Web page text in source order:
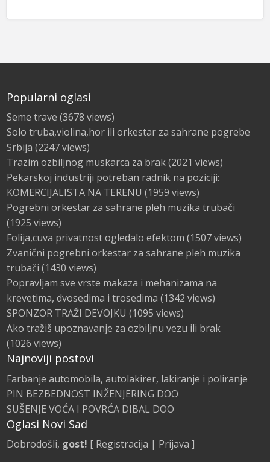
Popularni oglasi
Seme trave (3678 views)
Solo truba,violina,hor ili orkestar za sahrane pogrebe
Srbija (2247 views)
Trazim ozbiljnog muskarca za brak(2021 views)
Pekarskoj industriji potreban radnik na poziciji:
KOMERCIJALISTA NA TERENU (1959 views)
Pogrebni orkestar za sahrane pleh muzika trubači
(1925 views)
Folija,cuva privatnost ogledalo efektom (1507 views)
Zvanični pogrebni orkestar za sahrane pleh muzika
trubači (1430 views)
Popravljam sve vrste makaza i mehanizama na
krevetima, dvosedima i trosedima (1342 views)
SPONZOR TRAŽI DEVOJKU (1095 views)
Ako tražiš upoznavanje za ozbiljnu vezu ili brak
(1026 views)
Najnoviji postovi
Farbanje automobila, autolakirer, lakiranje i poliranje
PIN BEZBEDNOST INŽENJERING DOO
SUŠENJE VOĆA I POVRĆA DIBAL DOO
Oglasi Novi Sad
Dobrodošli, gost! [ Registracija | Prijava ]